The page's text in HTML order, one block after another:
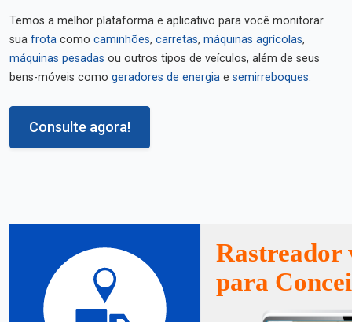
Temos a melhor plataforma e aplicativo para você monitorar
sua frota como caminhões, carretas, máquinas agrícolas,
máquinas pesadas ou outros tipos de veículos, além de seus
bens-móveis como geradores de energia e semirreboques.
Consulte agora!
Rastreador
para